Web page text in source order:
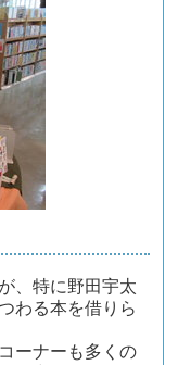
、特に野田宇太
わる本を借りら
ーナーも多くの